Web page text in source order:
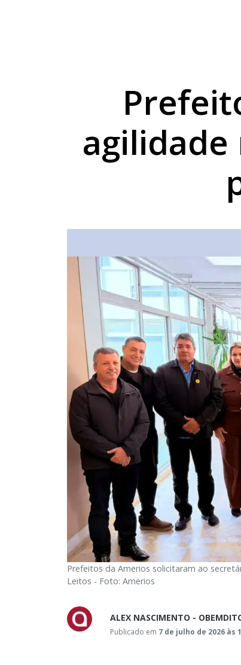
Sicredi
Prefeitos da Amerios solicitaram ao
Leitos - Foto: Amerios
ALEX NASCIMENTO -
Publicado em 7 de julho de 2026 às